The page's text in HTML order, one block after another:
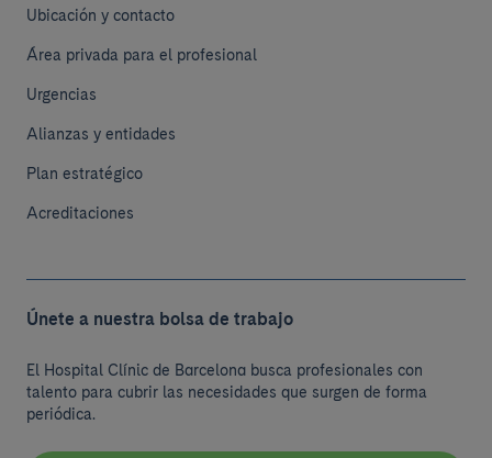
Ubicación y contacto
Área privada para el profesional
Urgencias
Alianzas y entidades
Plan estratégico
Acreditaciones
Únete a nuestra bolsa de trabajo
El Hospital Clínic de Barcelona busca profesionales con
talento para cubrir las necesidades que surgen de forma
periódica.